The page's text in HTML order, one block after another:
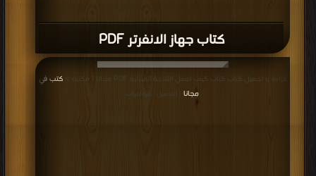
كتاب جهاز الانفرتر PDF
قراءة و تحميل كتاب كتاب كيف تعمل الثلاجة المنزلية PDF مجانا | مكتبة >
كتب في
مجانا | التحميل : مرة/مرات